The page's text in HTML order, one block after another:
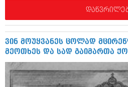
ივნისი 2016 (221)
აპრილი 2016 (215)
მარტი 2016 (200)
თებერვალი 2016 (250)
იანვარი 2016 (206)
დეკემბერი 2015 (207)
ნოემბერი 2015 (264)
ვინ მოუყვანეს ცოლად
მეოთხეს და სად გაიმართა